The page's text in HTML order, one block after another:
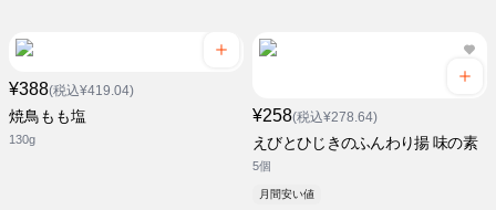
¥388(税込¥419.04)
焼鳥もも塩
130g
¥258(税込¥278.64)
えびとひじきのふんわり揚 味の素
5個
月間安い値